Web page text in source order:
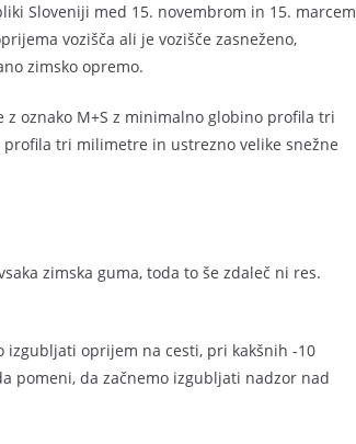
Sloveniji med 15. novembrom in 15. marcem
vozišča ali je vozišče zasneženo,
zimsko opremo.
oznako M+S z minimalno globino profila tri
tri milimetre in ustrezno velike snežne
zimska guma, toda to še zdaleč ni res.
izgubljati oprijem na cesti, pri kakšnih -10
pomeni, da začnemo izgubljati nadzor nad